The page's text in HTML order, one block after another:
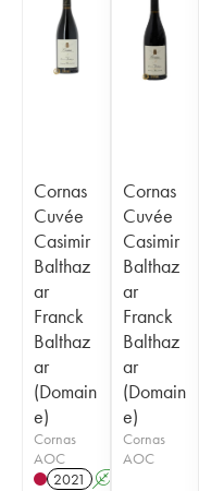
Cornas
Cuvée
Casimir
Balthaz
ar
Franck
Balthaz
ar
(Domain
e)
Cornas
AOC
2021
A
Cornas
Cuvée
Casimir
Balthaz
ar
Franck
Balthaz
ar
(Domain
e)
Cornas
AOC